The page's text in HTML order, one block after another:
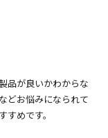
品が良いかわからな
どお悩みになられて
めです。